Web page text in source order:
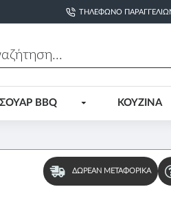
ΤΗΛΈΦΩΝΟ
BBQ ΚΟΥΖΙΝΑ
ΔΩΡΕΆΝ ΜΕΤΑΦΟΡΙΚΆ